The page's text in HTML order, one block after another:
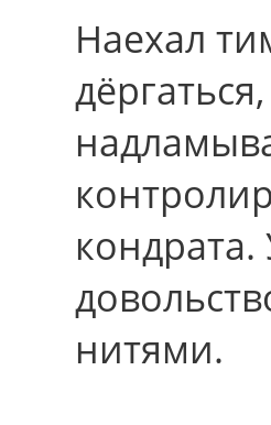
Наехал
нитями.